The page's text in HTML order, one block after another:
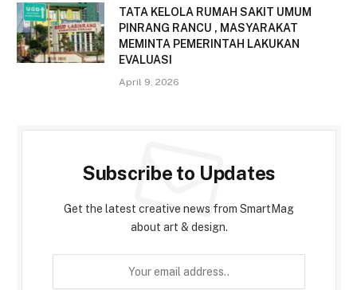
TATA KELOLA RUMAH SAKIT UMUM
PINRANG RANCU , MASYARAKAT
MEMINTA PEMERINTAH LAKUKAN
EVALUASI
April 9, 2026
Subscribe to Updates
Get the latest creative news from SmartMag
about art & design.